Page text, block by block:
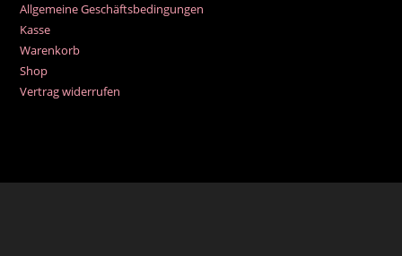
Allgemeine Geschäftsbedingungen
Kasse
Warenkorb
Shop
Vertrag widerrufen